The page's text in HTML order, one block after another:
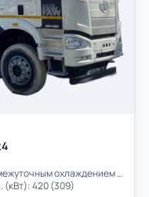
Тип: дизельный с турбонаддувом и промежуточным охлаждением воздуха
(кВт): 420 (309)